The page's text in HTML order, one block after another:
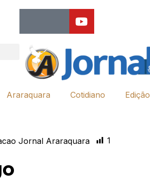
Araraquara Cotidiano Edição
Jornal Araraquara 1